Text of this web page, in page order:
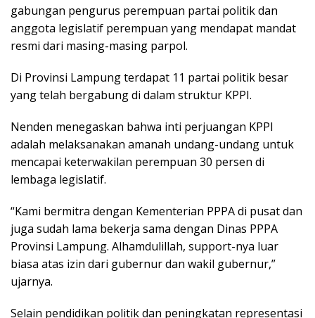
gabungan pengurus perempuan partai politik dan
anggota legislatif perempuan yang mendapat mandat
resmi dari masing-masing parpol.
Di Provinsi Lampung terdapat 11 partai politik besar
yang telah bergabung di dalam struktur KPPI.
Nenden menegaskan bahwa inti perjuangan KPPI
adalah melaksanakan amanah undang-undang untuk
mencapai keterwakilan perempuan 30 persen di
lembaga legislatif.
“Kami bermitra dengan Kementerian PPPA di pusat dan
juga sudah lama bekerja sama dengan Dinas PPPA
Provinsi Lampung. Alhamdulillah, support-nya luar
biasa atas izin dari gubernur dan wakil gubernur,”
ujarnya.
Selain pendidikan politik dan peningkatan representasi